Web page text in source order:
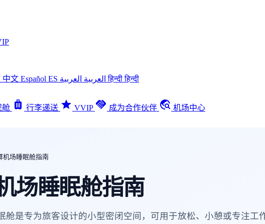
中文 Español ES العربية العربية हिन्दीहिन्दी
舱 luggage 行李递送 star VVIP handshake 成为合作伙伴 travel_explore 机场中心
机场睡眠舱指南
场睡眠舱指南
舱是专为旅客设计的小型密闭空间，可用于放松、小憩或专注工